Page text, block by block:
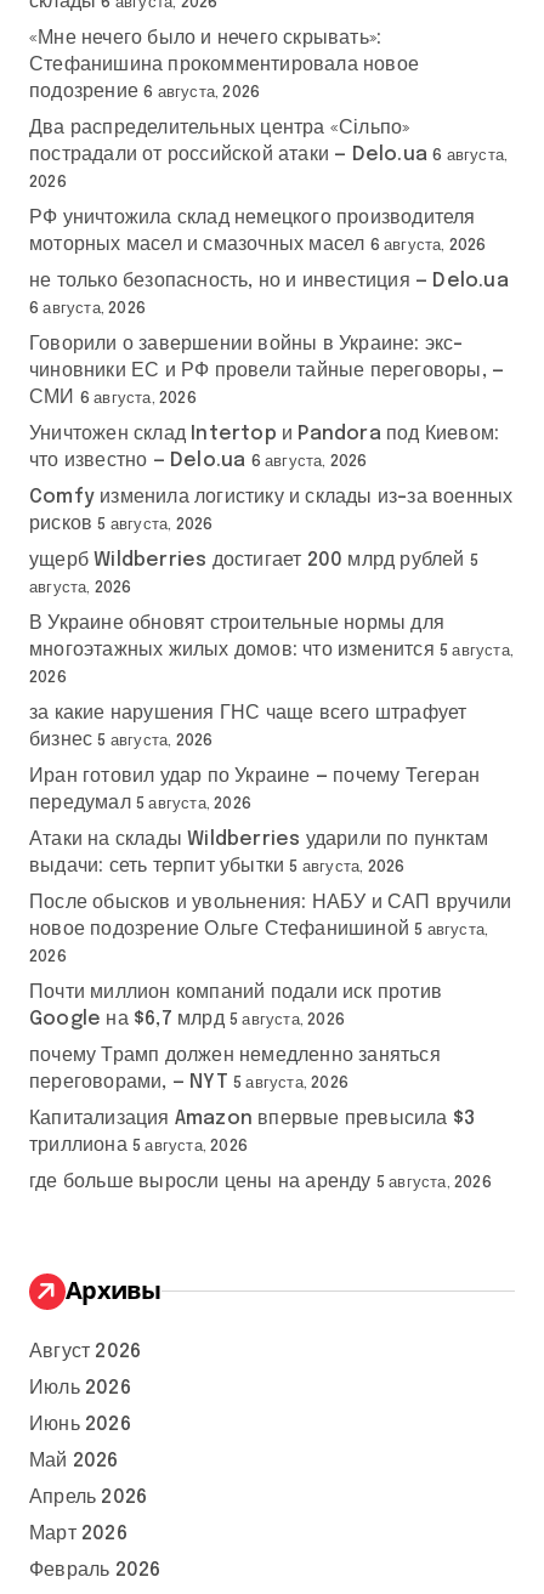
«Мне нечего было и нечего скрывать»:
Стефанишина прокомментировала новое
подозрение 6 августа, 2026
Два распределительных центра «Сільпо»
пострадали от российской атаки — Delo.ua 6 августа,
2026
РФ уничтожила склад немецкого производителя
моторных масел и смазочных масел 6 августа, 2026
не только безопасность, но и инвестиция — Delo.ua
6 августа, 2026
Говорили о завершении войны в Украине: экс-
чиновники ЕС и РФ провели тайные переговоры, —
СМИ
6 августа, 2026
Уничтожен склад Intertop и Pandora под Киевом:
что известно — Delo.ua 6 августа, 2026
Comfy изменила логистику и склады из-за военных
рисков 5 августа, 2026
ущерб Wildberries достигает 200 млрд рублей 5
августа, 2026
В Украине обновят строительные нормы для
многоэтажных жилых домов: что изменится 5 августа,
2026
за какие нарушения ГНС чаще всего штрафует
бизнес 5 августа, 2026
Иран готовил удар по Украине — почему Тегеран
передумал 5 августа, 2026
Атаки на склады Wildberries ударили по пунктам
выдачи: сеть терпит убытки 5 августа, 2026
После обысков и увольнения: НАБУ и САП вручили
новое подозрение Ольге Стефанишиной 5 августа,
2026
Почти миллион компаний подали иск против
Google на $6,7 млрд 5 августа, 2026
почему Трамп должен немедленно заняться
переговорами, — NYT 5 августа, 2026
Капитализация Amazon впервые превысила $3
триллиона 5 августа, 2026
где больше выросли цены на аренду 5 августа, 2026
Архивы
Август 2026
Июль 2026
Июнь 2026
Май 2026
Апрель 2026
Март 2026
Февраль 2026